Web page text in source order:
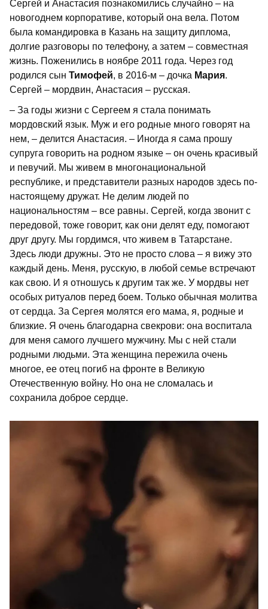
Сергей и Анастасия познакомились случайно – на
новогоднем корпоративе, который она вела. Потом
была командировка в Казань на защиту диплома,
долгие разговоры по телефону, а затем – совместная
жизнь. Поженились в ноябре 2011 года. Через год
родился сын Тимофей, в 2016-м – дочка Мария.
Сергей – мордвин, Анастасия – русская.
– За годы жизни с Сергеем я стала понимать
мордовский язык. Муж и его родные много говорят на
нем, – делится Анастасия. – Иногда я сама прошу
супруга говорить на родном языке – он очень красивый
и певучий. Мы живем в многонациональной
республике, и представители разных народов здесь по-
настоящему дружат. Не делим людей по
национальностям – все равны. Сергей, когда звонит с
передовой, тоже говорит, как они делят еду, помогают
друг другу. Мы гордимся, что живем в Татарстане.
Здесь люди дружны. Это не просто слова – я вижу это
каждый день. Меня, русскую, в любой семье встречают
как свою. И я отношусь к другим так же. У мордвы нет
особых ритуалов перед боем. Только обычная молитва
от сердца. За Сергея молятся его мама, я, родные и
близкие. Я очень благодарна свекрови: она воспитала
для меня самого лучшего мужчину. Мы с ней стали
родными людьми. Эта женщина пережила очень
многое, ее отец погиб на фронте в Великую
Отечественную войну. Но она не сломалась и
сохранила доброе сердце.